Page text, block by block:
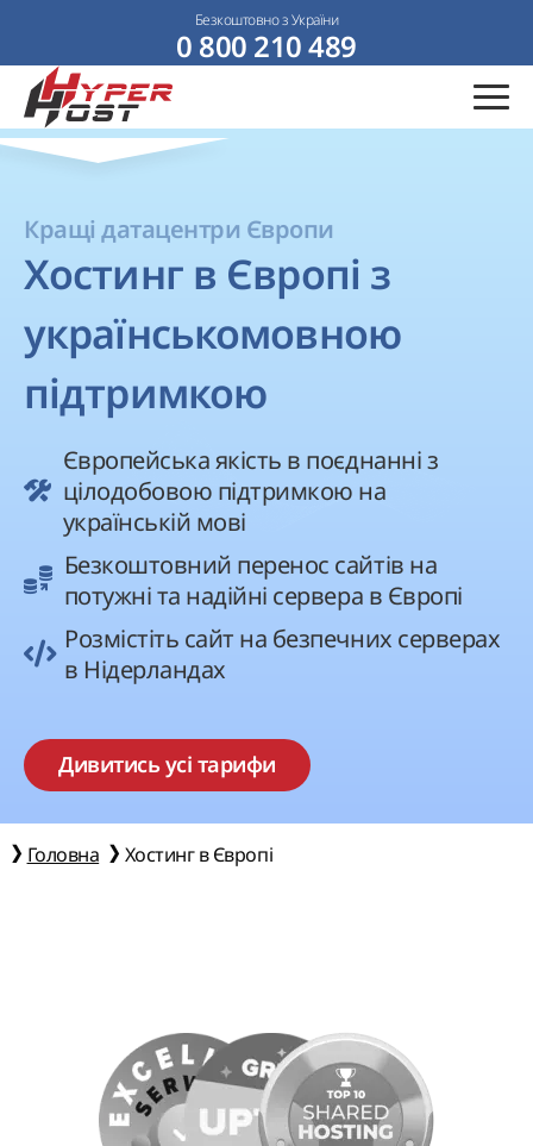
Безкоштовно з України
0 800 210 489
Кращі датацентри Європи
Хостинг в Європі з
українськомовною
підтримкою
Європейська якість в поєднанні з
цілодобовою підтримкою на
українській мові
Безкоштовний перенос сайтів на
потужні та надійні сервера в Європі
Розмістіть сайт на безпечних серверах
в Нідерландах
Дивитись усі тарифи
Головна Хостинг в Європі